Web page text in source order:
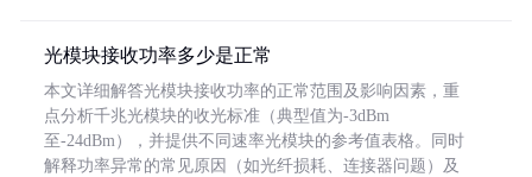
光模块接收功率多少是正常
本文详细解答光模块接收功率的正常范围及影响因素，重
点分析千兆光模块的收光标准（典型值为-3dBm
至-24dBm），并提供不同速率光模块的参考值表格。同时
解释功率异常的常见原因（如光纤损耗、连接器问题）及